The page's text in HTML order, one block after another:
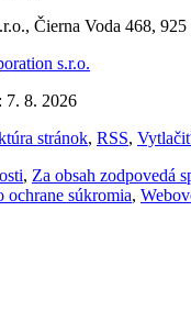
Čierna Voda 468, 925
s.r.o.
7. 8. 2026
stránok, RSS,
, Za obsah zodpovedá
ochrane súkromia,